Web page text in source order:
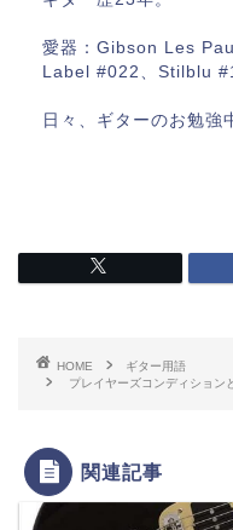
愛器：Gibson Les
Label #022、Stilblu
日々、ギターのお勉強
HOME
ギター用語
プレイヤーズコンディション
関連記事